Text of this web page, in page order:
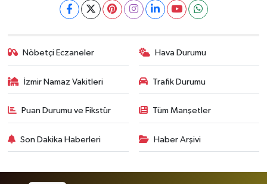
Nöbetçi Eczaneler Hava Durumu
İzmir Namaz Vakitleri Trafik Durumu
Puan Durumu ve Fikstür Tüm Manşetler
Son Dakika Haberleri Haber Arşivi